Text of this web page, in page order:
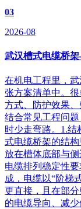
03
2026-08
武汉槽式电缆桥
在机电工程里，
张方案清单中。
方式、防护效果
结合常见工程问
时少走弯路。1.结
式电缆桥架的结
放在槽体底部与
电缆排列稳定性
成，电缆以“阶梯
更直接，且在部
的电缆导向、减